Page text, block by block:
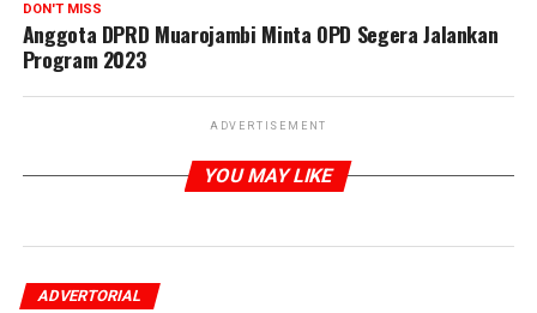
DON'T MISS
Anggota DPRD Muarojambi Minta OPD Segera Jalankan
Program 2023
ADVERTISEMENT
YOU MAY LIKE
ADVERTORIAL